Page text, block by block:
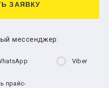
ЗАЯВКУ
мессенджер:
Viber
прайс-